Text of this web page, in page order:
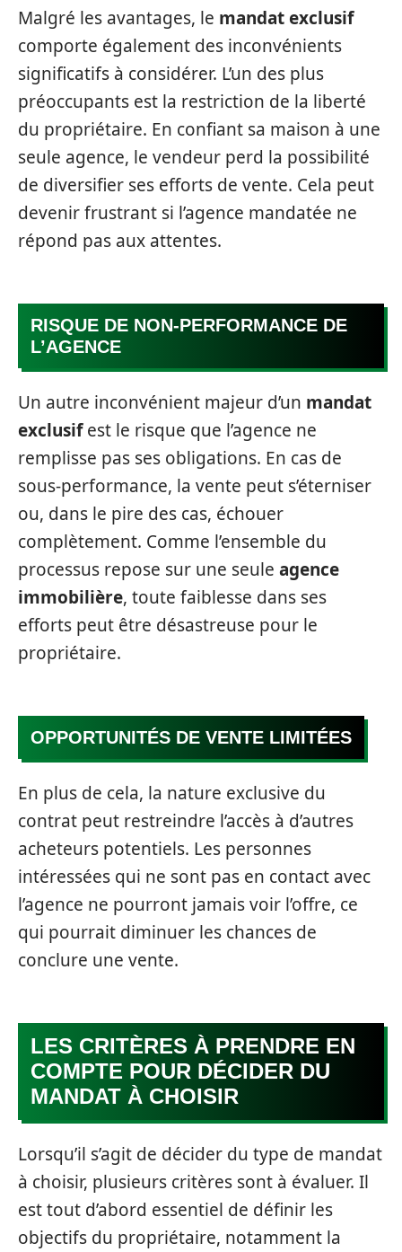
Malgré les avantages, le mandat exclusif
comporte également des inconvénients
significatifs à considérer. L’un des plus
préoccupants est la restriction de la liberté
du propriétaire. En confiant sa maison à une
seule agence, le vendeur perd la possibilité
de diversifier ses efforts de vente. Cela peut
devenir frustrant si l’agence mandatée ne
répond pas aux attentes.
RISQUE DE NON-PERFORMANCE DE
L’AGENCE
Un autre inconvénient majeur d’un mandat
exclusifest le risque que l’agence ne
remplisse pas ses obligations. En cas de
sous-performance, la vente peut s’éterniser
ou, dans le pire des cas, échouer
complètement. Comme l’ensemble du
processus repose sur une seule agence
immobilière, toute faiblesse dans ses
efforts peut être désastreuse pour le
propriétaire.
OPPORTUNITÉS DE VENTE LIMITÉES
En plus de cela, la nature exclusive du
contrat peut restreindre l’accès à d’autres
acheteurs potentiels. Les personnes
intéressées qui ne sont pas en contact avec
l’agence ne pourront jamais voir l’offre, ce
qui pourrait diminuer les chances de
conclure une vente.
LES CRITÈRES À PRENDRE EN
COMPTE POUR DÉCIDER DU
MANDAT À CHOISIR
Lorsqu’il s’agit de décider du type de mandat
à choisir, plusieurs critères sont à évaluer. Il
est tout d’abord essentiel de définir les
objectifs du propriétaire, notamment la